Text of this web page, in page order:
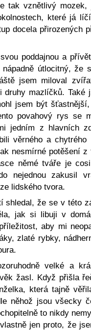
tak vznětlivý mozek,
které já
docela přirozených
poddajnou a
útlocitný, že
jsem miloval
druhy mazlíčků. Také
jsem být
povahový rys se
jedním z hlavních
věrného a chytrého
nesmírné potěšení z
němé tváře je
nejednou zakusil
lidského tvora.
shledal, že se v této
jak si libuji v
aby mi
zlaté rybky,
velké a
žasl. Když přišla
která tajně
něhož jsou všecky
to nikdy
jen proto, že